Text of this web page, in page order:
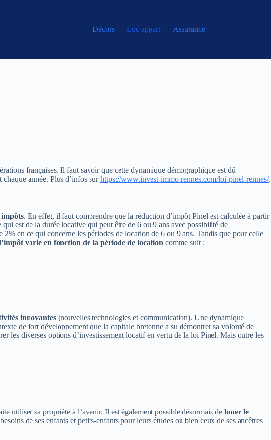
Décors
Loc appart Assurance
françaises. Il faut savoir que cette dynamique démographique est dû
année. Plus d’infos surhttps://www.invest-immo-rennes.com/loi-pinel-rennes/.
impôts. En effet, il faut comprendre que la réduction d’impôt Pinel est calculée à partir
est de la durée locative qui peut être de 6 ou 9 ans avec possibilité de
en ce qui concerne les périodes de location de 6 ou 9 ans. Tandis que pour celle
varie en fonction de la période de location comme suit :
innovantes (nouvelles technologies et communication). Une dynamique
de fort développement que la capitale bretonne a su démontrer sa volonté de
les diverses options d’investissement locatif en vertu de la loi Pinel. Mais outre les
utiliser sa propriété à l’avenir. Il est également possible désormais de louer le
de ses enfants et petits-enfants pour leurs études ou bien ceux de ses ancêtres